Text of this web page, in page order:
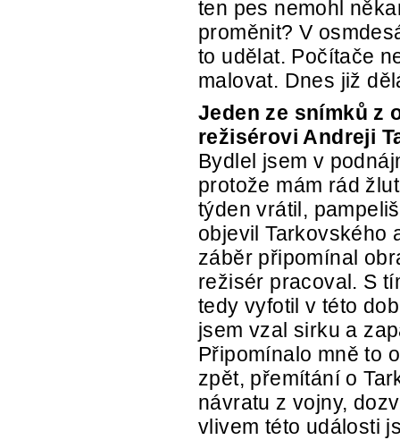
ten pes nemohl
proměnit? V
to udělat. Počítače
malovat. Dnes již
Jeden ze snímků z
režisérovi Andreji
Bydlel jsem v
protože mám rád
týden vrátil,
objevil Tarkovského
záběr připomínal
režisér pracoval. S
tedy vyfotil v této
jsem vzal sirku a
Připomínalo mně to
zpět, přemítání o
návratu z vojny,
vlivem této události